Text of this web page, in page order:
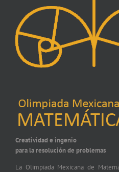
Creatividad e ingenio
para la resolución de problemas
La Olimpiada Mexicana de